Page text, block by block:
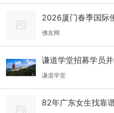
2026厦门春季国际
会
佛友网
谦道学堂招募学员
谦道学堂
82年广东女生找靠